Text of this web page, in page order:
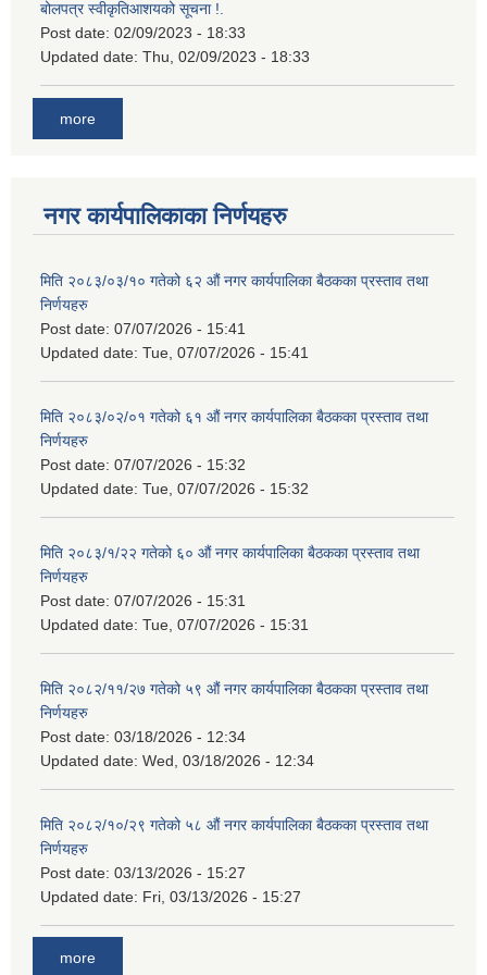
बोलपत्र स्वीकृतिआशयको सूचना !.
Post date: 02/09/2023 - 18:33
Updated date: Thu, 02/09/2023 - 18:33
more
नगर कार्यपालिकाका निर्णयहरु
मिति २०८३/०३/१० गतेको ६२ औं नगर कार्यपालिका बैठकका प्रस्ताव तथा
निर्णयहरु
Post date: 07/07/2026 - 15:41
Updated date: Tue, 07/07/2026 - 15:41
मिति २०८३/०२/०१ गतेको ६१ औं नगर कार्यपालिका बैठकका प्रस्ताव तथा
निर्णयहरु
Post date: 07/07/2026 - 15:32
Updated date: Tue, 07/07/2026 - 15:32
मिति २०८३/१/२२ गतेको ६० औं नगर कार्यपालिका बैठकका प्रस्ताव तथा
निर्णयहरु
Post date: 07/07/2026 - 15:31
Updated date: Tue, 07/07/2026 - 15:31
मिति २०८२/११/२७ गतेको ५९ औं नगर कार्यपालिका बैठकका प्रस्ताव तथा
निर्णयहरु
Post date: 03/18/2026 - 12:34
Updated date: Wed, 03/18/2026 - 12:34
मिति २०८२/१०/२९ गतेको ५८ औं नगर कार्यपालिका बैठकका प्रस्ताव तथा
निर्णयहरु
Post date: 03/13/2026 - 15:27
Updated date: Fri, 03/13/2026 - 15:27
more